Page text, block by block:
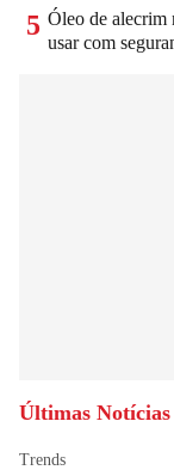
5 Óleo de alecrim
usar com
Últimas Notícias
Trends